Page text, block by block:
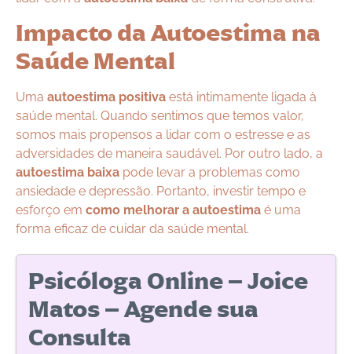
Impacto da Autoestima na
Saúde Mental
Uma autoestima positiva está intimamente ligada à
saúde mental. Quando sentimos que temos valor,
somos mais propensos a lidar com o estresse e as
adversidades de maneira saudável. Por outro lado, a
autoestima baixa pode levar a problemas como
ansiedade e depressão. Portanto, investir tempo e
esforço em como melhorar a autoestima é uma
forma eficaz de cuidar da saúde mental.
Psicóloga Online – Joice
Matos – Agende sua
Consulta